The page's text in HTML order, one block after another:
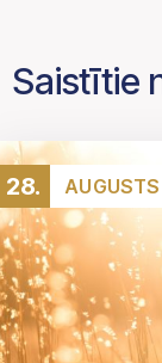
Saistītie
28. AUGUSTS